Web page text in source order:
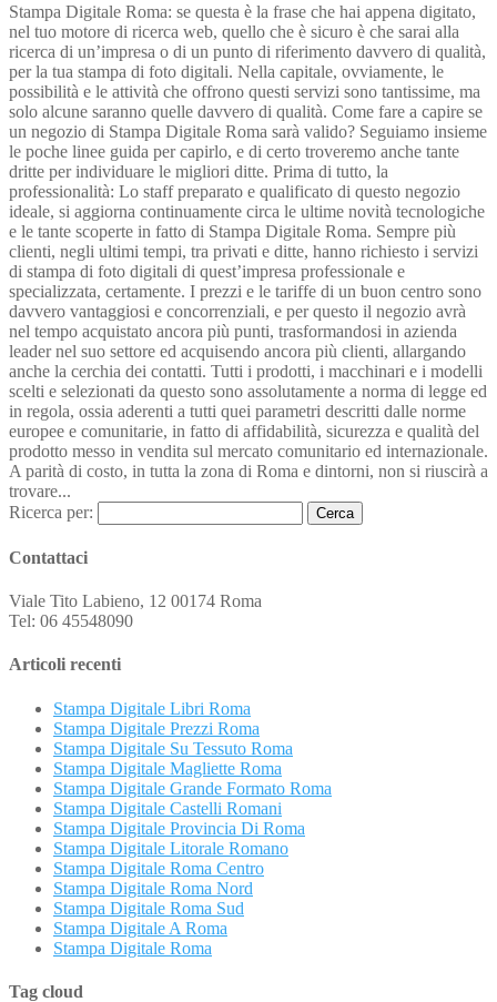
Stampa Digitale Roma: se questa è la frase che hai appena digitato,
nel tuo motore di ricerca web, quello che è sicuro è che sarai alla
ricerca di un’impresa o di un punto di riferimento davvero di qualità,
per la tua stampa di foto digitali. Nella capitale, ovviamente, le
possibilità e le attività che offrono questi servizi sono tantissime, ma
solo alcune saranno quelle davvero di qualità. Come fare a capire se
un negozio di Stampa Digitale Roma sarà valido? Seguiamo insieme
le poche linee guida per capirlo, e di certo troveremo anche tante
dritte per individuare le migliori ditte. Prima di tutto, la
professionalità: Lo staff preparato e qualificato di questo negozio
ideale, si aggiorna continuamente circa le ultime novità tecnologiche
e le tante scoperte in fatto di Stampa Digitale Roma. Sempre più
clienti, negli ultimi tempi, tra privati e ditte, hanno richiesto i servizi
di stampa di foto digitali di quest’impresa professionale e
specializzata, certamente. I prezzi e le tariffe di un buon centro sono
davvero vantaggiosi e concorrenziali, e per questo il negozio avrà
nel tempo acquistato ancora più punti, trasformandosi in azienda
leader nel suo settore ed acquisendo ancora più clienti, allargando
anche la cerchia dei contatti. Tutti i prodotti, i macchinari e i modelli
scelti e selezionati da questo sono assolutamente a norma di legge ed
in regola, ossia aderenti a tutti quei parametri descritti dalle norme
europee e comunitarie, in fatto di affidabilità, sicurezza e qualità del
prodotto messo in vendita sul mercato comunitario ed internazionale.
A parità di costo, in tutta la zona di Roma e dintorni, non si riuscirà a
trovare...
Ricerca per:
Contattaci
Viale Tito Labieno, 12 00174 Roma
Tel: 06 45548090
Articoli recenti
Stampa Digitale Libri Roma
Stampa Digitale Prezzi Roma
Stampa Digitale Su Tessuto Roma
Stampa Digitale Magliette Roma
Stampa Digitale Grande Formato Roma
Stampa Digitale Castelli Romani
Stampa Digitale Provincia Di Roma
Stampa Digitale Litorale Romano
Stampa Digitale Roma Centro
Stampa Digitale Roma Nord
Stampa Digitale Roma Sud
Stampa Digitale A Roma
Stampa Digitale Roma
Tag cloud